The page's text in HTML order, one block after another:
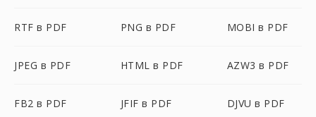
RTF в PDF PNG в PDF MOBI в PDF
JPEG в PDF HTML в PDF AZW3 в PDF
FB2 в PDF JFIF в PDF DJVU в PDF